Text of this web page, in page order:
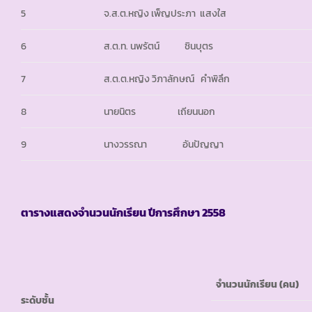
5 จ.ส.ต.หญิง เพ็ญประภา แสงใส
6 ส.ต.ท. นพรัตน์ ชินบุตร
7 ส.ต.ต.หญิง วิภาลักษณ์ คำพิลึก
8 นายนิตร เถียนนอก
9 นางวรรณา อันปัญญา
ตารางแสดงจำนวนนักเรียน ปีการศึกษา2558
ระดับชั้น
จำนวนนักเรียน (คน)